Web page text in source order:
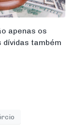
apenas os
dívidas também